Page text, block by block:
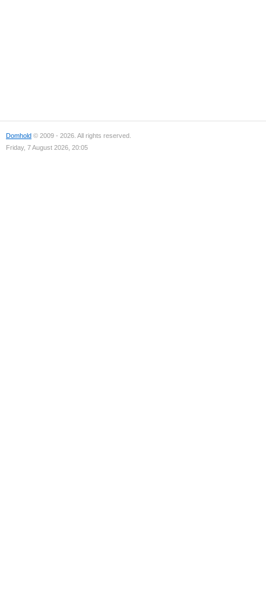
Domhold © 2009 - 2026. All rights reserved.
Friday, 7 August 2026, 20:05